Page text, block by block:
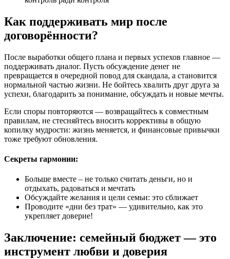
Как поддерживать мир после
договорённости?
После выработки общего плана и первых успехов главное —
поддерживать диалог. Пусть обсуждение денег не
превращается в очередной повод для скандала, а становится
нормальной частью жизни. Не бойтесь хвалить друг друга за
успехи, благодарить за понимание, обсуждать и новые мечты.
Если споры повторяются — возвращайтесь к совместным
правилам, не стесняйтесь вносить коррективы в общую
копилку мудрости: жизнь меняется, и финансовые привычки
тоже требуют обновления.
Секреты гармонии:
Больше вместе – не только считать деньги, но и
отдыхать, радоваться и мечтать
Обсуждайте желания и цели семьи: это сближает
Проводите «дни без трат» — удивительно, как это
укрепляет доверие!
Заключение: семейный бюджет — это
инструмент любви и доверия